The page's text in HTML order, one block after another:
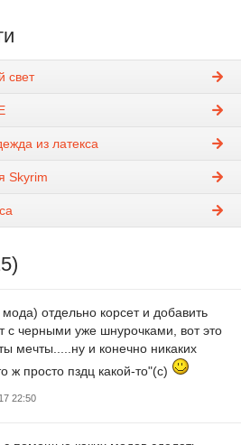
свет
из латекса
Skyrim
отдельно корсет и добавить
с черными уже шнурочками, вот это
мечты.....ну и конечно никаких
ж просто пздц какой-то"(с)
22:50